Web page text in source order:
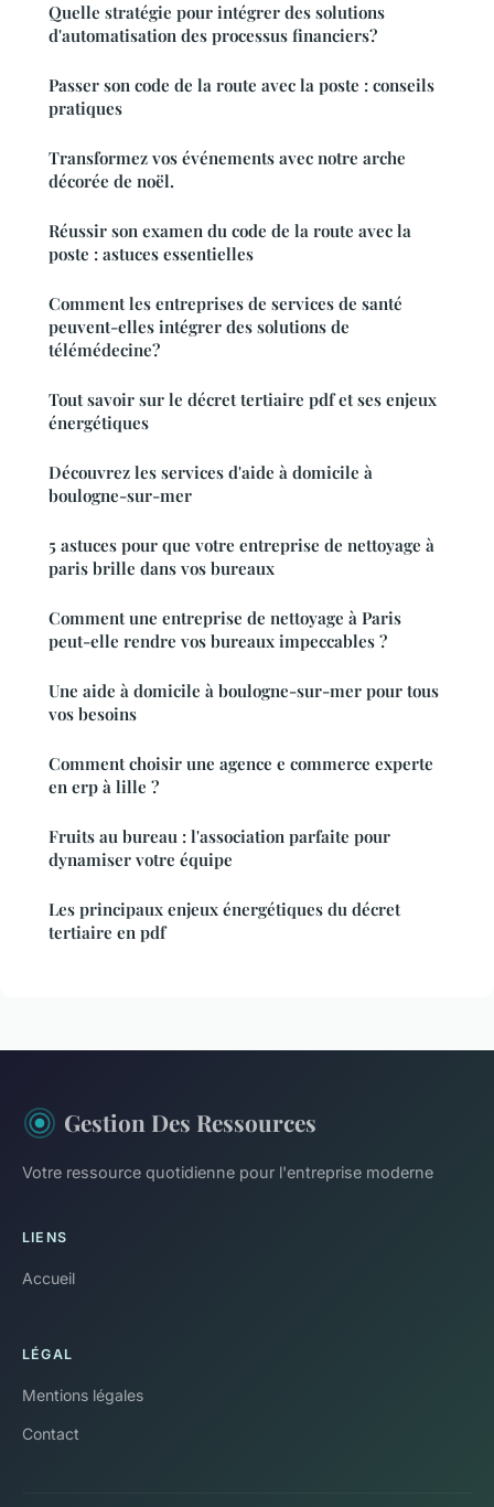
Quelle stratégie pour intégrer des solutions
d'automatisation des processus financiers?
Passer son code de la route avec la poste : conseils
pratiques
Transformez vos événements avec notre arche
décorée de noël.
Réussir son examen du code de la route avec la
poste : astuces essentielles
Comment les entreprises de services de santé
peuvent-elles intégrer des solutions de
télémédecine?
Tout savoir sur le décret tertiaire pdf et ses enjeux
énergétiques
Découvrez les services d'aide à domicile à
boulogne-sur-mer
5 astuces pour que votre entreprise de nettoyage à
paris brille dans vos bureaux
Comment une entreprise de nettoyage à Paris
peut-elle rendre vos bureaux impeccables ?
Une aide à domicile à boulogne-sur-mer pour tous
vos besoins
Comment choisir une agence e commerce experte
en erp à lille ?
Fruits au bureau : l'association parfaite pour
dynamiser votre équipe
Les principaux enjeux énergétiques du décret
tertiaire en pdf
Gestion Des Ressources
Votre ressource quotidienne pour l'entreprise moderne
LIENS
Accueil
LÉGAL
Mentions légales
Contact